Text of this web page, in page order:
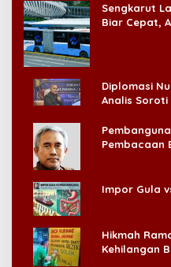
Sengkarut
Biar Cepat,
Diplomasi
Analis
Pembacaan
Impor Gula
Hikmah
Kehilangan